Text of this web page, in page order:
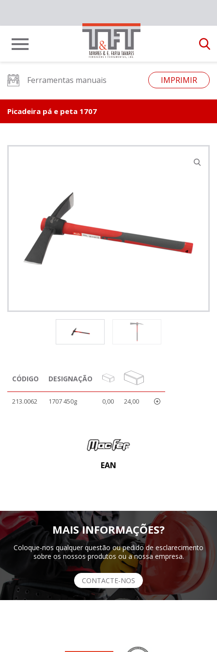
Ferramentas manuais IMPRIMIR
Picadeira pá e peta 1707
CÓDIGO DESIGNAÇÃO
213.0062 1707 450g 0,00 24,00
EAN
MAIS INFORMAÇÕES?
Coloque-nos qualquer questão ou pedido de esclarecimento
sobre os nossos produtos ou a nossa empresa.
CONTACTE-NOS